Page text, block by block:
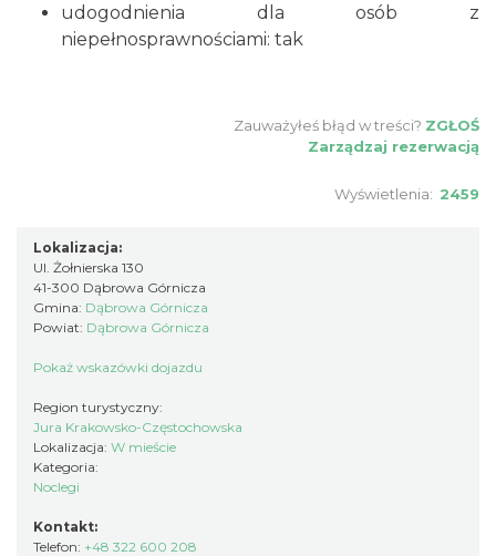
udogodnienia dla osób z
niepełnosprawnościami: tak
Zauważyłeś błąd w treści? ZGŁOŚ
Zarządzaj rezerwacją
Wyświetlenia: 2459
Lokalizacja:
Ul. Żołnierska 130
41-300 Dąbrowa Górnicza
Gmina: Dąbrowa Górnicza
Powiat: Dąbrowa Górnicza
Pokaż wskazówki dojazdu
Region turystyczny:
Jura Krakowsko-Częstochowska
Lokalizacja: W mieście
Kategoria:
Noclegi
Kontakt:
Telefon: +48 322 600 208